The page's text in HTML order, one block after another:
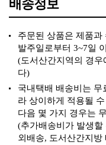
배송정보
주문된 상품은 제품과
발주일로부터 3~7일
(도서산간지역의 경우
다)
국내택배 배송비는
라 상이하게 적용될
다음 몇 가지 경우는
(추가배송비가 발생할
외배송, 도서산간지